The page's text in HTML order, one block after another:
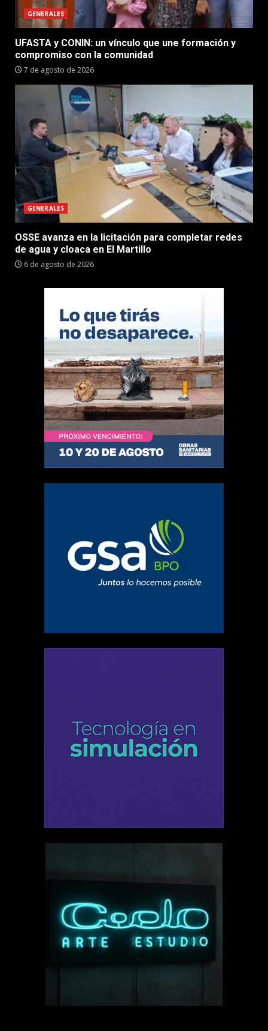
GENERALES
UFASTA y CONIN: un vínculo que une formación y
compromiso con la comunidad
7 de agosto de 2026
GENERALES
OSSE avanza en la licitación para completar redes
de agua y cloaca en El Martillo
6 de agosto de 2026